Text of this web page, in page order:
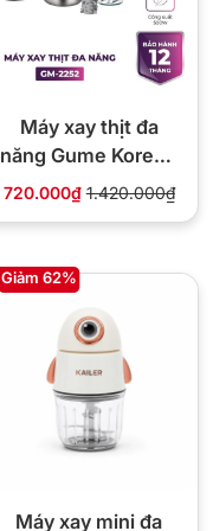
Máy xay thịt đa
năng Gume Korea -
GM-2252
720.000₫ 1.420.000₫
Giảm 62%
Máy xay mini đa